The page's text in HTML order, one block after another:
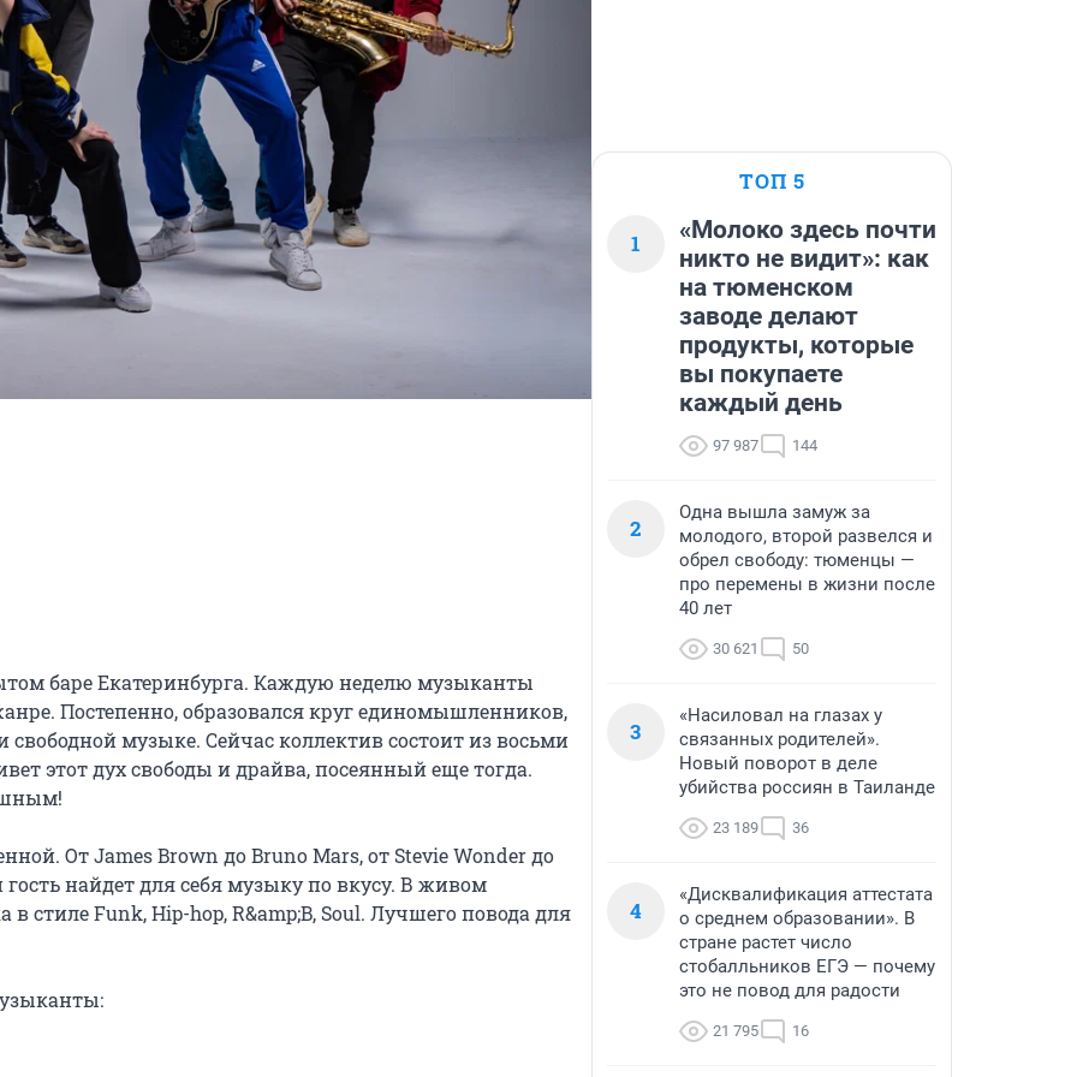
баре Екатеринбурга. Каждую неделю музыканты
Постепенно, образовался круг единомышленников,
музыке. Сейчас коллектив состоит из восьми
этот дух свободы и драйва, посеянный еще тогда.
От James Brown до Bruno Mars, от Stevie Wonder до
найдет для себя музыку по вкусу. В живом
стиле Funk, Hip-hop, R&amp;B, Soul. Лучшего повода для
ТОП 5
1
«Молоко здесь почти
никто не видит»: как
на тюменском
заводе делают
продукты, которые
вы покупаете
каждый день
97 987 144
2
Одна вышла замуж за
молодого, второй развелся и
обрел свободу: тюменцы —
про перемены в жизни после
40 лет
30 621 50
3
«Насиловал на глазах у
связанных родителей».
Новый поворот в деле
убийства россиян в Таиланде
23 189 36
4
«Дисквалификация аттестата
о среднем образовании». В
стране растет число
стобалльников ЕГЭ — почему
это не повод для радости
21 795 16